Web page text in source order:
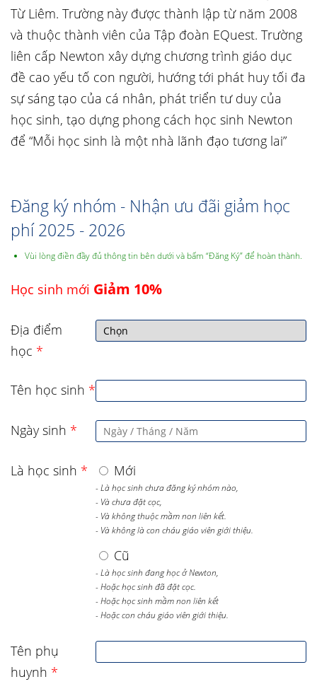
Từ Liêm. Trường này được thành lập từ năm 2008
và thuộc thành viên của Tập đoàn EQuest. Trường
liên cấp Newton xây dựng chương trình giáo dục
đề cao yếu tố con người, hướng tới phát huy tối đa
sự sáng tạo của cá nhân, phát triển tư duy của
học sinh, tạo dựng phong cách học sinh Newton
để “Mỗi học sinh là một nhà lãnh đạo tương lai”
Đăng ký nhóm - Nhận ưu đãi giảm học
phí 2025 - 2026
Vùi lòng điền đầy đủ thông tin bên dưới và bấm “Đăng Ký” để hoàn thành.
Học sinh mới Giảm 10%
Địa điểm
học *
Tên học sinh *
Ngày sinh *
Là học sinh * Mới
- Là học sinh chưa đăng ký nhóm nào,
- Và chưa đặt cọc,
- Và không thuộc mầm non liên kết.
- Và không là con cháu giáo viên giới thiệu.
Cũ
- Là học sinh đang học ở Newton,
- Hoặc học sinh đã đặt cọc.
- Hoặc học sinh mầm non liên kết
- Hoặc con cháu giáo viên giới thiệu.
Tên phụ
huynh *